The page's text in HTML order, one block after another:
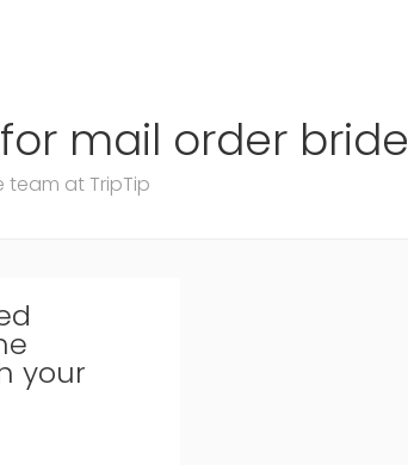
mail order bride
team at TripTip
your